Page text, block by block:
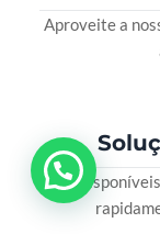
Aproveite a
💬